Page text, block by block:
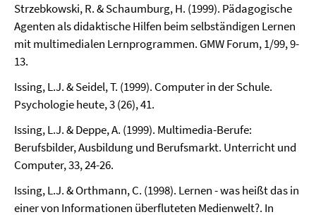
Strzebkowski, R. & Schaumburg, H. (1999). Pädagogische
Agenten als didaktische Hilfen beim selbständigen Lernen
mit multimedialen Lernprogrammen. GMW Forum, 1/99, 9-
13.
Issing, L.J. & Seidel, T. (1999). Computer in der Schule.
Psychologie heute, 3 (26), 41.
Issing, L.J. & Deppe, A. (1999). Multimedia-Berufe:
Berufsbilder, Ausbildung und Berufsmarkt. Unterricht und
Computer, 33, 24-26.
Issing, L.J. & Orthmann, C. (1998). Lernen - was heißt das in
einer von Informationen überfluteten Medienwelt?. In